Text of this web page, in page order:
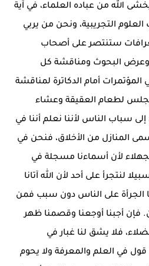
الله من عباده العلماء، في آية
العلوم التجريبية، ونحن من يربي
ستنتصر على أصحاب
وعرض البحوث ومناقشة كل
أمام الدكاترة لمناقشة
لطعام العقيقة وعشاء
إلى سباب الناس لأننا نعلم أننا في
المنازل من الأخلاق، فنحن في
لأن أسماءنا مسجلة في
لنتجرأ على أحد لأن الله آتانا
الجرأة على الناس دون سبب فمن
فإن أجبنا أوجعنا وقصمنا ظهر
فلا يشق لنا غبار في
قول في العلم والمعرفة ولا يحوم